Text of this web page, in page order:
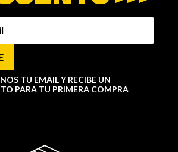
TU EMAIL Y RECIBE UN
PARA TU PRIMERA COMPRA